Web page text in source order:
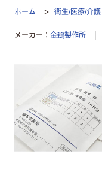
ホーム 衛生/医療/介護
メーカー 金鵄製作所